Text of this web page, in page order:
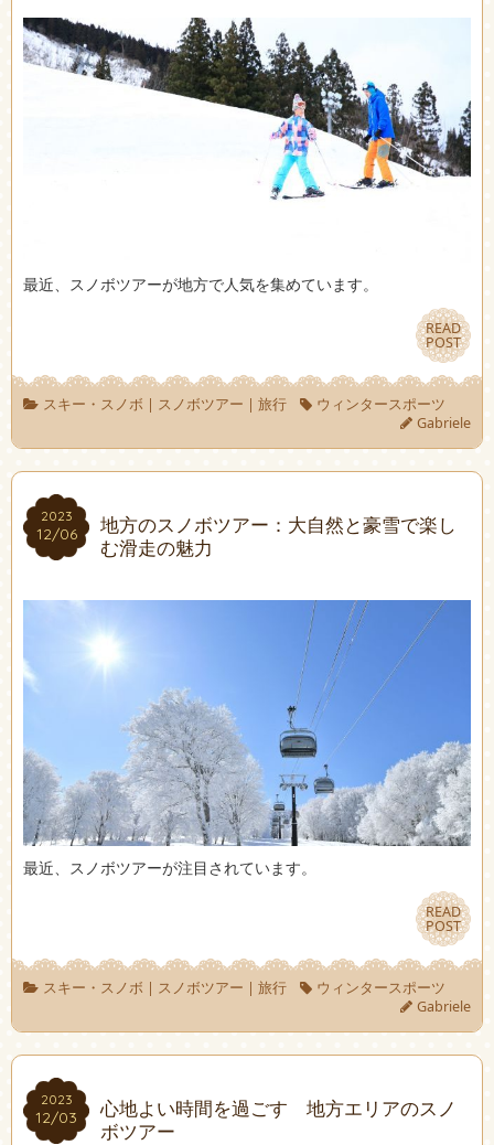
最近、スノボツアーが地方で人気を集めています。
READ
POST
READ
POST
スキー・スノボ スノボツアー 旅行
ウィンタースポーツ
Gabriele
2023
12/06
2023
12/06
地方のスノボツアー：大自然と豪雪で楽し
む滑走の魅力
最近、スノボツアーが注目されています。
READ
POST
READ
POST
スキー・スノボ | スノボツアー | 旅行
ウィンタースポーツ
Gabriele
2023
12/03
2023
12/03
心地よい時間を過ごす 地方エリアのスノ
ボツアー